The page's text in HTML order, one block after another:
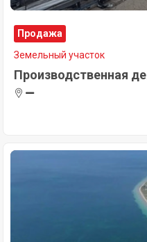
Продажа
Земельный участок
Производственная